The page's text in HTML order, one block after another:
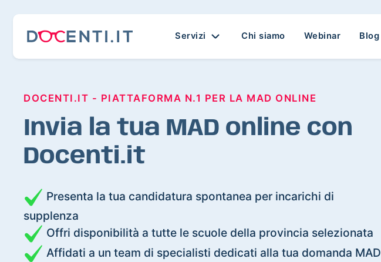
Servizi Chi siamo Webinar Blog
DOCENTI.IT - PIATTAFORMA N.1 PER LA MAD ONLINE
Invia la tua MAD online con
Docenti.it
Presenta la tua candidatura spontanea per incarichi di
supplenza
Offri disponibilità a tutte le scuole della provincia selezionata
Affidati a un team di specialisti dedicati alla tua domanda MAD